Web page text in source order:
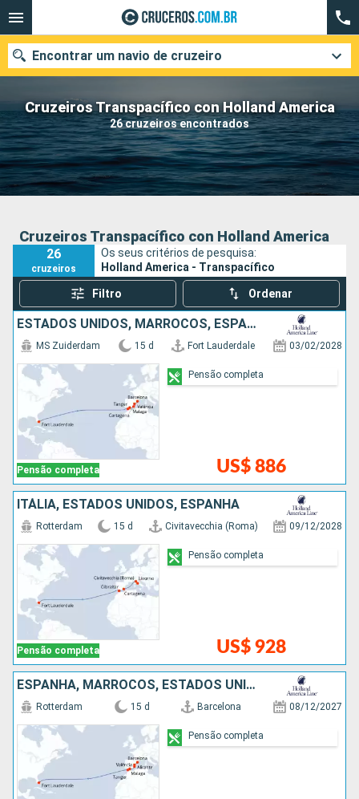
Cruzeiros Transpacífico con Holland America
26 cruzeiros encontrados
Encontrar um navio de cruzeiro
Quando ir?
Data de partida
Pesquisar
Cruzeiros Transpacífico con Holland America
26
cruzeiros
Os seus critérios de pesquisa:
Holland America - Transpacífico
Filtro Ordenar
ESTADOS UNIDOS, MARROCOS, ESPANHA
Pensão completa
MS Zuiderdam 15 d Fort Lauderdale 03/02/2028
US$ 886
Pensão completa
ITÁLIA, ESTADOS UNIDOS, ESPANHA
Pensão completa
Rotterdam 15 d Civitavecchia (Roma) 09/12/2028
US$ 928
Pensão completa
ESPANHA, MARROCOS, ESTADOS UNIDOS
Rotterdam 15 d Barcelona 08/12/2027
Pensão completa